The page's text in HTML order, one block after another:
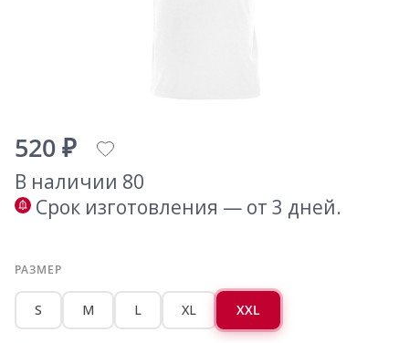
520 ₽
В наличии 80
Срок изготовления — от 3 дней.
РАЗМЕР
S M L XL XXL